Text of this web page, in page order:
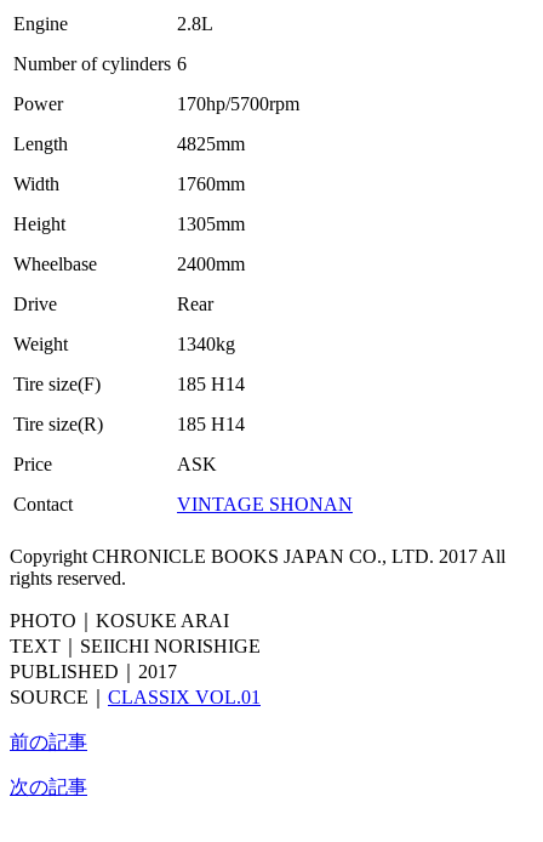
Engine
2.8L
Number of cylinders 6
Power
170hp/5700rpm
Length
4825mm
Width
1760mm
Height
1305mm
Wheelbase
2400mm
Drive
Rear
Weight
1340kg
Tire size(F)
185 H14
Tire size(R)
185 H14
Price
ASK
Contact
VINTAGE SHONAN
Copyright CHRONICLE BOOKS JAPAN CO., LTD. 2017 All
rights reserved.
PHOTO｜KOSUKE ARAI
TEXT｜SEIICHI NORISHIGE
PUBLISHED｜2017
SOURCE｜ CLASSIX VOL.01
前の記事
次の記事